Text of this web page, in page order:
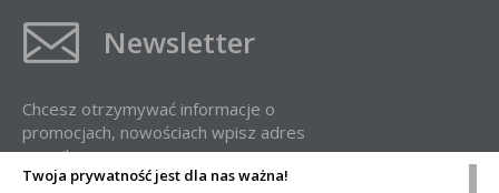
Twoja prywatność jest dla nas ważna!
Newsletter
Chcesz otrzymywać informacje o
promocjach, nowościach wpisz adres
e-mail: